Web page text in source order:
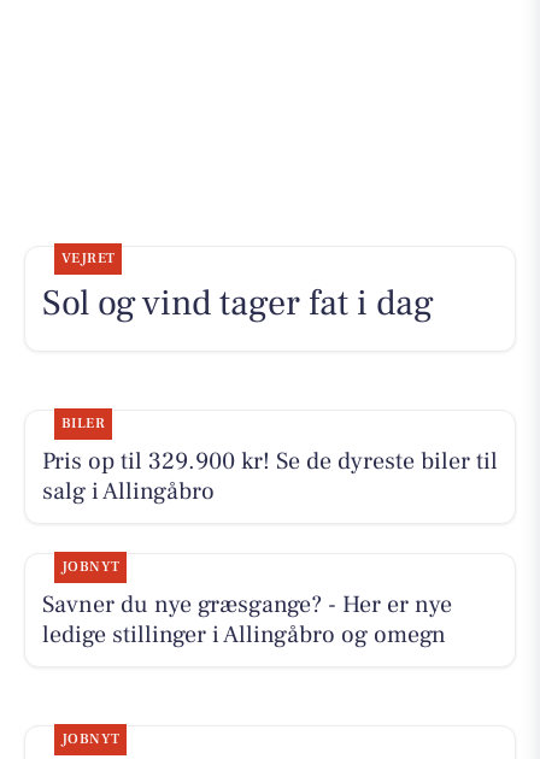
VEJRET
Sol og vind tager fat i dag
BILER
Pris op til 329.900 kr! Se de dyreste biler til
salg i Allingåbro
JOBNYT
Savner du nye græsgange? - Her er nye
ledige stillinger i Allingåbro og omegn
JOBNYT